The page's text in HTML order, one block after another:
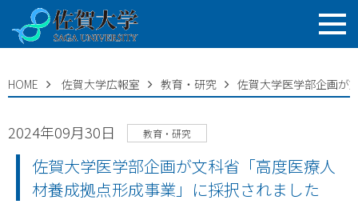
HOME 佐賀大学広報室 教育・研究 佐賀大学医学部企画が
2024年09月30日 教育・研究
佐賀大学医学部企画が文科省「高度医療人
材養成拠点形成事業」に採択されました